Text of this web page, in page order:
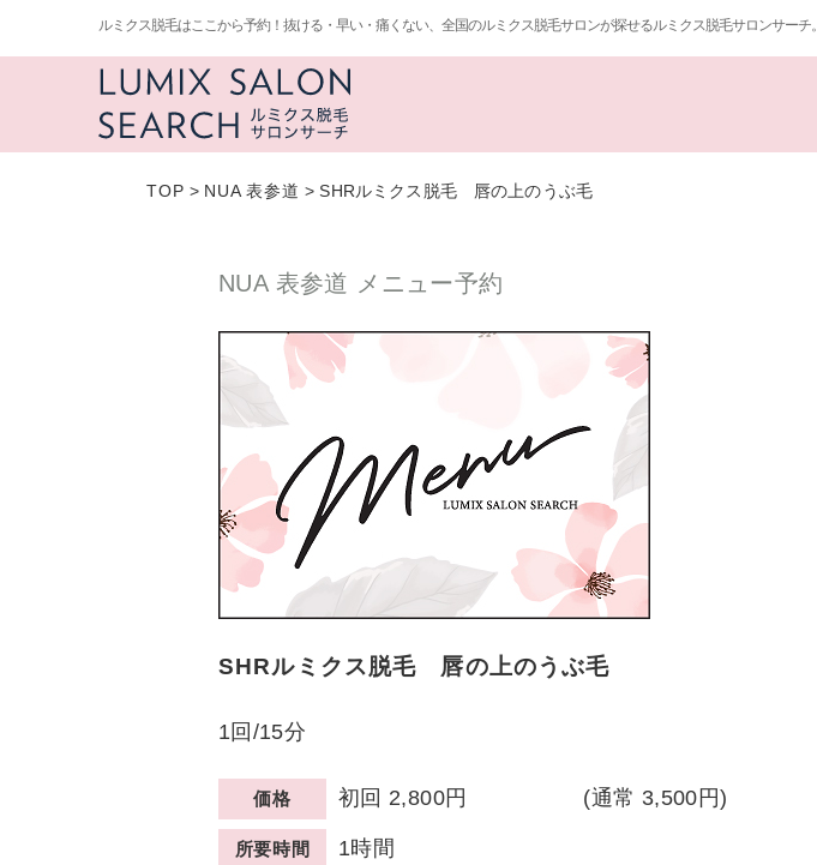
ルミクス脱毛はここから予約！抜ける・早い・痛くない、全国のルミクス脱毛サロンが探せるルミクス脱毛サロンサーチ。
TOP > NUA 表参道 >SHRルミクス脱毛 唇の上のうぶ毛
NUA 表参道 メニュー予約
SHRルミクス脱毛 唇の上のうぶ毛
1回/15分
価格 初回 2,800円 (通常 3,500円)
所要時間 1時間